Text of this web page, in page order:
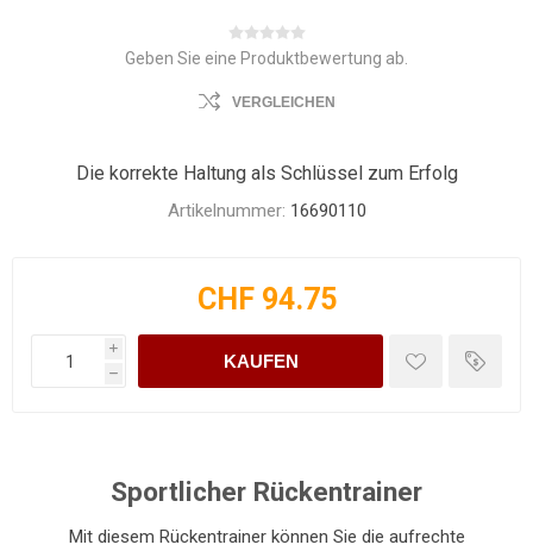
Geben Sie eine Produktbewertung ab.
VERGLEICHEN
Die korrekte Haltung als Schlüssel zum Erfolg
Artikelnummer: 16690110
CHF 94.75
i
h
KAUFEN
Sportlicher Rückentrainer
Mit diesem Rückentrainer können Sie die aufrechte